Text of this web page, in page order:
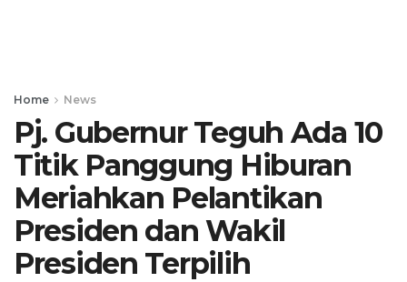
Home News
Pj. Gubernur Teguh Ada 10
Titik Panggung Hiburan
Meriahkan Pelantikan
Presiden dan Wakil
Presiden Terpilih